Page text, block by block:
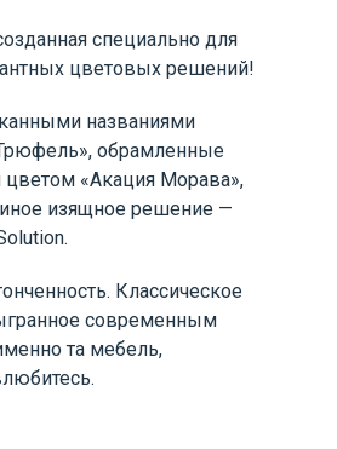
специально для
цветовых решений!
названиями
обрамленные
«Акация Морава»,
изящное решение —
Классическое
современным
та мебель,